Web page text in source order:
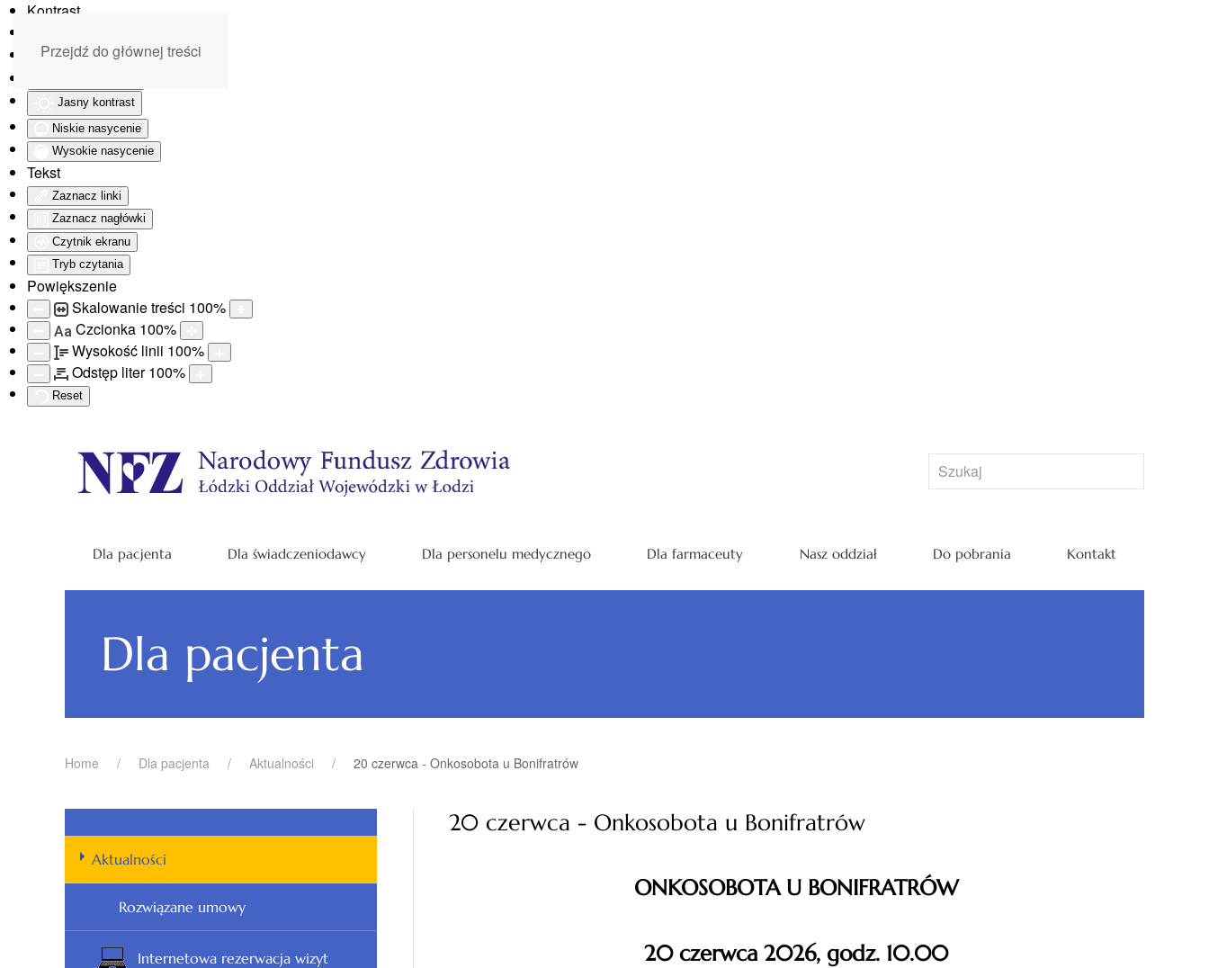
Kontrast
Monochromatyczny
Jasny kontrast
Niskie nasycenie
Wysokie nasycenie
Tekst
Zaznacz linki
Zaznacz nagłówki
Czytnik ekranu
Tryb czytania
Powiększenie
Skalowanie treści 100%
Aa Czcionka 100%
Wysokość linii 100%
Odstęp liter100%
Reset
Przejdź do głównej treści
Dla pacjenta Dla świadczeniodawcy Dla personelu medycznego Dla farmaceuty Nasz oddział Do pobrania Kontakt
Dla pacjenta
Home Dla pacjenta Aktualności 20 czerwca - Onkosobota u Bonifratrów
20 czerwca - Onkosobota u Bonifratrów
ONKOSOBOTA U BONIFRATRÓW
20 czerwca 2026, godz. 10.00
Aktualności
Rozwiązane umowy
Internetowa rezerwacja wizyt